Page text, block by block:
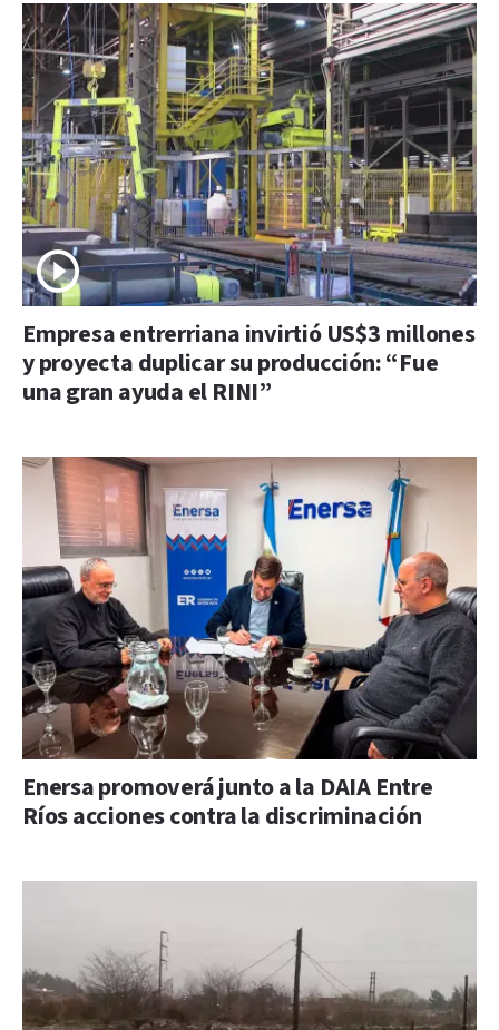
Empresa entrerriana invirtió US$3 millones
y proyecta duplicar su producción: “Fue
una gran ayuda el RINI”
Enersa promoverá junto a la DAIA Entre
Ríos acciones contra la discriminación